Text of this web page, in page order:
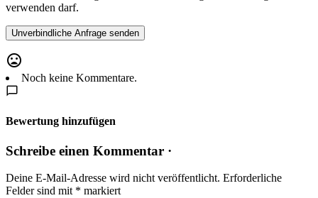
verwenden darf.
Noch keine Kommentare.
Bewertung hinzufügen
Schreibe einen Kommentar ·
Deine E-Mail-Adresse wird nicht veröffentlicht. Erforderliche
Felder sind mit * markiert